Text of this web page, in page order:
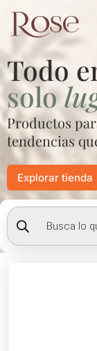
contenido
Todo
solo
Productos
tendencias
Explorar tienda
Búsqueda
de
productos